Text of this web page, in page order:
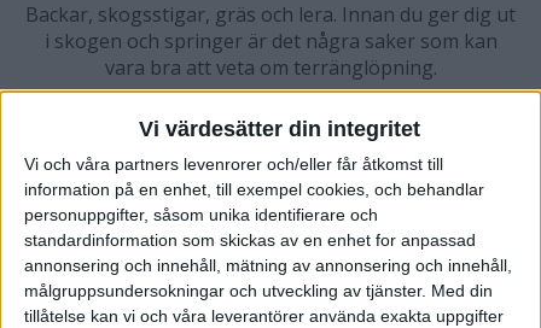
Vi värdesätter din integritet
Vi och våra partners levenrorer och/eller får åtkomst till
information på en enhet, till exempel cookies, och behandlar
personuppgifter, såsom unika identifierare och
standardinformation som skickas av en enhet for anpassad
annonsering och innehåll, mätning av annonsering och innehåll,
målgruppsundersokningar och utveckling av tjänster. Med din
tillåtelse kan vi och våra leverantörer använda exakta uppgifter
Backar, skogsstigar, gräs och lera. Innan du ger dig ut
i skogen och springer är det några saker som kan
vara bra att veta om terränglöpning.
3 artiklar
Träning för terräng
Träning• Terränglöpning